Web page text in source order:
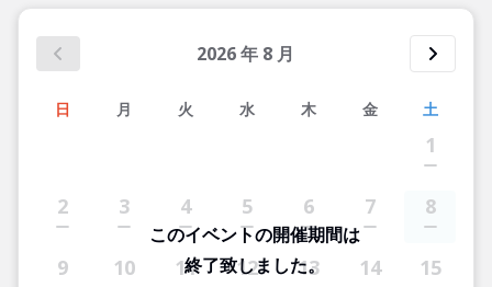
2026年 8 月
日 月 火 水 木 金 土
1
2 3 4 5 6 7 8
9 10 11 12 13 14 15
このイベントの開催期間は
終了致しました。